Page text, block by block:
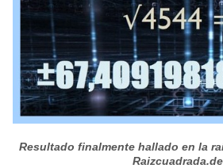
Resultado finalmente hallado en la
Raizcuadrada.de